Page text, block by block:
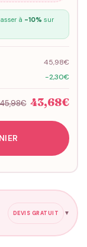
à -10% sur
45,98€
-2,30€
43,68€
DEVIS GRATUIT ▼